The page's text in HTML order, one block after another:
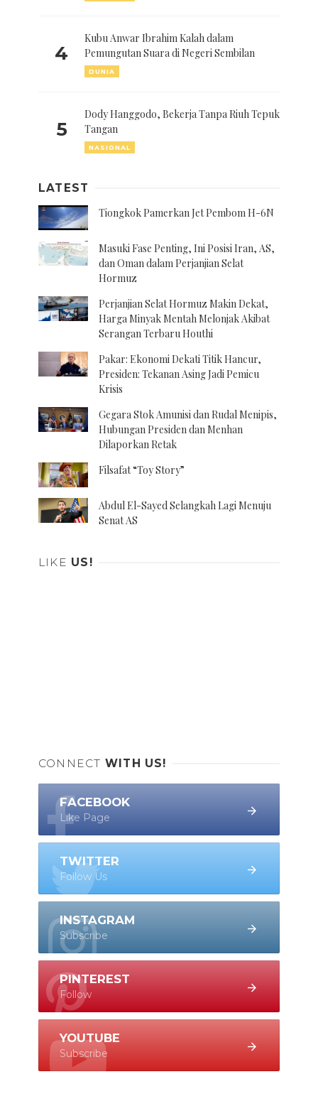
4
Kubu Anwar Ibrahim Kalah dalam
Pemungutan Suara di Negeri Sembilan
DUNIA
5
Dody Hanggodo, Bekerja Tanpa Riuh Tepuk
Tangan
NASIONAL
LATEST
Tiongkok Pamerkan Jet Pembom H-6N
Masuki Fase Penting, Ini Posisi Iran, AS,
dan Oman dalam Perjanjian Selat
Hormuz
Perjanjian Selat Hormuz Makin Dekat,
Harga Minyak Mentah Melonjak Akibat
Serangan Terbaru Houthi
Pakar: Ekonomi Dekati Titik Hancur,
Presiden: Tekanan Asing Jadi Pemicu
Krisis
Gegara Stok Amunisi dan Rudal Menipis,
Hubungan Presiden dan Menhan
Dilaporkan Retak
Filsafat “Toy Story”
Abdul El-Sayed Selangkah Lagi Menuju
Senat AS
LIKE US!
CONNECT WITH US!
FACEBOOK
Like Page
TWITTER
Follow Us
INSTAGRAM
Subscribe
PINTEREST
Follow
YOUTUBE
Subscribe